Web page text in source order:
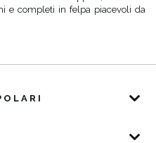
e completi in felpa piacevoli da